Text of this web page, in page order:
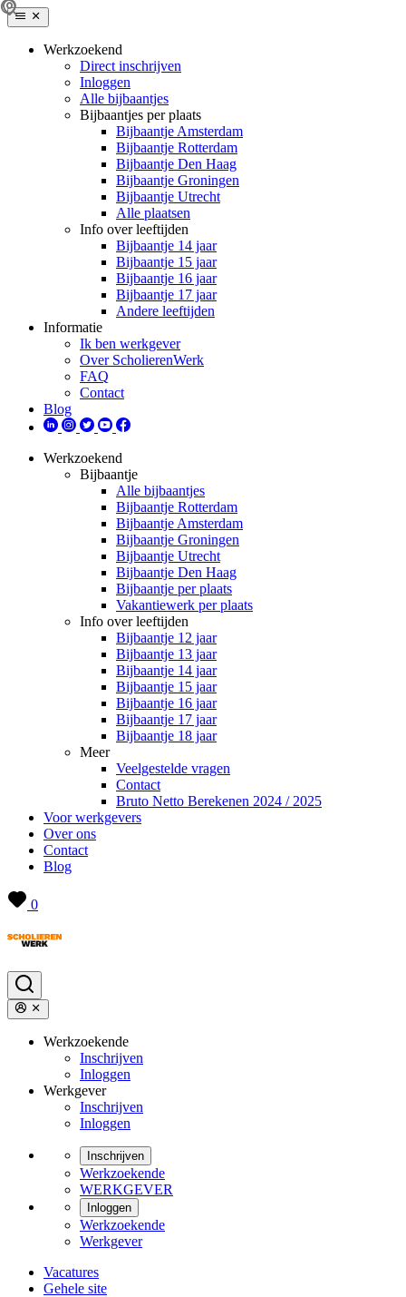
Werkzoekend
Direct inschrijven
Inloggen
Alle bijbaantjes
Bijbaantjes per plaats
Bijbaantje Amsterdam
Bijbaantje Rotterdam
Bijbaantje Den Haag
Bijbaantje Groningen
Bijbaantje Utrecht
Alle plaatsen
Info over leeftijden
Bijbaantje 14 jaar
Bijbaantje 15 jaar
Bijbaantje 16 jaar
Bijbaantje 17 jaar
Andere leeftijden
Informatie
Ik ben werkgever
Over ScholierenWerk
FAQ
Contact
Blog
Werkzoekend
Bijbaantje
Alle bijbaantjes
Bijbaantje Rotterdam
Bijbaantje Amsterdam
Bijbaantje Groningen
Bijbaantje Utrecht
Bijbaantje Den Haag
Bijbaantje per plaats
Vakantiewerk per plaats
Info over leeftijden
Bijbaantje 12 jaar
Bijbaantje 13 jaar
Bijbaantje 14 jaar
Bijbaantje 15 jaar
Bijbaantje 16 jaar
Bijbaantje 17 jaar
Bijbaantje 18 jaar
Meer
Veelgestelde vragen
Contact
Bruto Netto Berekenen 2024 / 2025
Voor werkgevers
Over ons
Contact
Blog
0
Werkzoekende
Inschrijven
Inloggen
Werkgever
Inschrijven
Inloggen
Inschrijven
Werkzoekende
WERKGEVER
Inloggen
Werkzoekende
Werkgever
Vacatures
Gehele site